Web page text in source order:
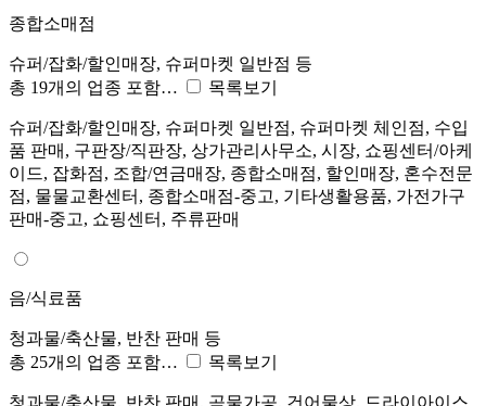
종합소매점
슈퍼/잡화/할인매장, 슈퍼마켓 일반점 등
총 19개의 업종 포함…
목록보기
슈퍼/잡화/할인매장, 슈퍼마켓 일반점, 슈퍼마켓 체인점, 수입
품 판매, 구판장/직판장, 상가관리사무소, 시장, 쇼핑센터/아케
이드, 잡화점, 조합/연금매장, 종합소매점, 할인매장, 혼수전문
점, 물물교환센터, 종합소매점-중고, 기타생활용품, 가전가구
판매-중고, 쇼핑센터, 주류판매
음/식료품
청과물/축산물, 반찬 판매 등
총 25개의 업종 포함…
목록보기